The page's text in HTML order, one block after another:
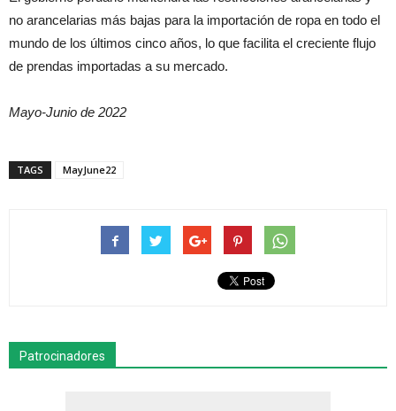
no arancelarias más bajas para la importación de ropa en todo el
mundo de los últimos cinco años, lo que facilita el creciente flujo
de prendas importadas a su mercado.
Mayo-Junio de 2022
TAGS MayJune22
Patrocinadores